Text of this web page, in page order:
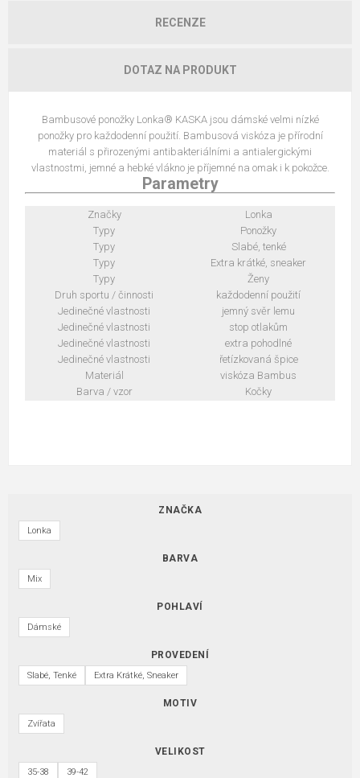
RECENZE
DOTAZ NA PRODUKT
Bambusové ponožky Lonka® KASKA jsou dámské velmi nízké
ponožky pro každodenní použití. Bambusová viskóza je přírodní
materiál s přirozenými antibakteriálními a antialergickými
vlastnostmi, jemné a hebké vlákno je příjemné na omak i k pokožce.
Parametry
Značky
Lonka
Typy
Ponožky
Typy
Slabé, tenké
Typy
Extra krátké, sneaker
Typy
Ženy
Druh sportu / činnosti
každodenní použití
Jedinečné vlastnosti
jemný svěr lemu
Jedinečné vlastnosti
stop otlakům
Jedinečné vlastnosti
extra pohodlné
Jedinečné vlastnosti
řetízkovaná špice
Materiál
viskóza Bambus
Barva / vzor
Kočky
ZNAČKA
Lonka
BARVA
Mix
POHLAVÍ
Dámské
PROVEDENÍ
Slabé, Tenké Extra Krátké, Sneaker
MOTIV
Zvířata
VELIKOST
35-38 39-42